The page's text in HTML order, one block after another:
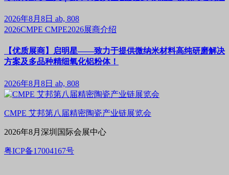
2026年8月8日 ab, 808
2026CMPE CMPE2026展商介绍
【优质展商】启明星——致力于提供微纳米材料高纯研磨解决
方案及多品种精细氧化铝粉体！
2026年8月8日 ab, 808
CMPE 艾邦第八届精密陶瓷产业链展览会
2026年8月深圳国际会展中心
粤ICP备17004167号